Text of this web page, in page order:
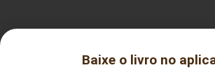
Baixe o livro no